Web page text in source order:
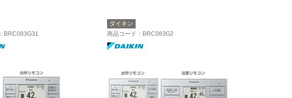
：BRC083G31
ダイキン
商品コード ：BRC083G2